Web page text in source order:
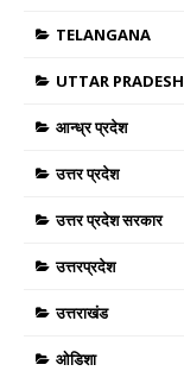
TELANGANA
UTTAR PRADESH
आन्ध्र प्रदेश
उत्तर प्रदेश
उत्तर प्रदेश सरकार
उत्तरप्रदेश
उत्तराखंड
ओडिशा